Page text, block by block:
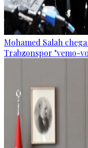
Mohamed Salah
Trabzonspor "vemo-